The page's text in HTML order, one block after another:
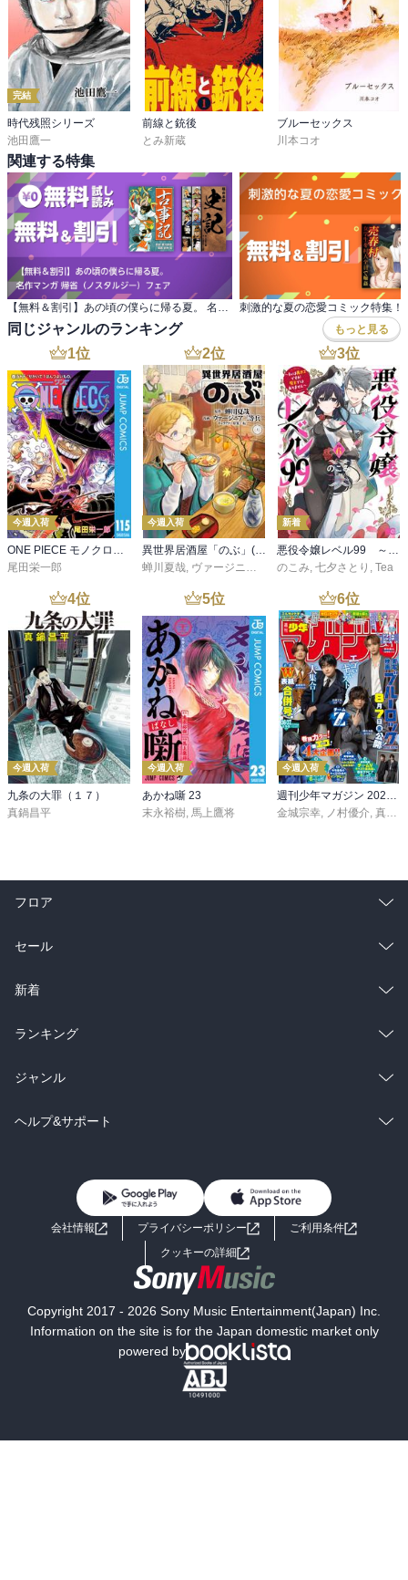
完結
時代残照シリーズ
池田鷹一
前線と銃後
とみ新蔵
ブルーセックス
川本コオ
関連する特集
刺激的な夏の恋愛コミック特集！
同じジャンルのランキング もっと見る
1位
今週入荷
ONE PIECE モノクロ版 115
尾田栄一郎
2位
今週入荷
異世界居酒屋「のぶ」(22)
蝉川夏哉, ヴァージニア二等兵 ,転
3位
新着
悪役令嬢レベル99 ～私は裏ボスですが魔王ではありません～ その６
のこみ, 七夕さとり , Tea
4位
今週入荷
九条の大罪（１７）
真鍋昌平
5位
今週入荷
あかね噺 23
末永裕樹, 馬上鷹将
6位
今週入荷
週刊少年マガジン 2026年36・37号[2026年8月5日発売]
金城宗幸, ノ村優介, 真島ヒロ
フロア
総合
ラノベ
雑誌・グラビア
BL・TL
セール
総合
ラノベ
雑誌・グラビア
BL・TL
新着
総合
ラノベ
雑誌・グラビア
ランキング
総合
ラノベ
ジャンル
コミック
ライトノベル 男子向けラノベ
小説
海外小説
ミステリー SF
文学
ヘルプ&サポート
よくあるご質問 お問い合わせ
会社情報 プライバシーポリシー
ご利用条件
クッキーの詳細
Copyright 2017 - 2026 Sony Music Entertainment(Japan) Inc.
Information on the site is for the Japan domestic market only
powered by